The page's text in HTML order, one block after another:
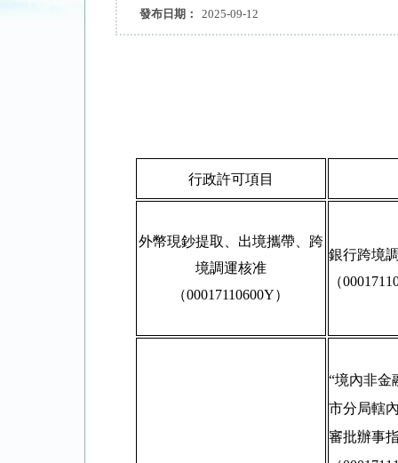
發布日期：
2025-09-12
行政許可項目
外幣現鈔提取、出境攜帶、跨
境調運核准
（00017110600Y）
銀行跨境
（
“境內非金
市分局轄
審批辦事